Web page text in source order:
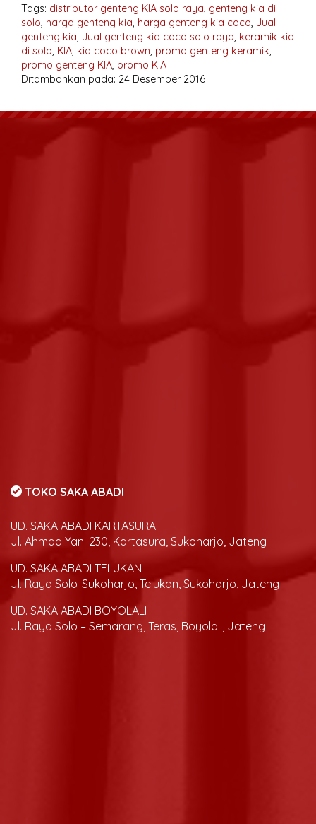
Tags: distributor genteng KIA solo raya, genteng kia di
solo, harga genteng kia, harga genteng kia coco, Jual
genteng kia, Jual genteng kia coco solo raya, keramik kia
di solo, KIA, kia coco brown, promo genteng keramik,
promo genteng KIA, promo KIA
Ditambahkan pada: 24 Desember 2016
TOKO SAKA ABADI
UD. SAKA ABADI KARTASURA
Jl. Ahmad Yani 230, Kartasura, Sukoharjo, Jateng
UD. SAKA ABADI TELUKAN
Jl. Raya Solo-Sukoharjo, Telukan, Sukoharjo, Jateng
UD. SAKA ABADI BOYOLALI
Jl. Raya Solo – Semarang, Teras, Boyolali, Jateng